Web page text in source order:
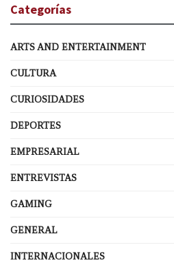
Categorías
ARTS AND ENTERTAINMENT
CULTURA
CURIOSIDADES
DEPORTES
EMPRESARIAL
ENTREVISTAS
GAMING
GENERAL
INTERNACIONALES